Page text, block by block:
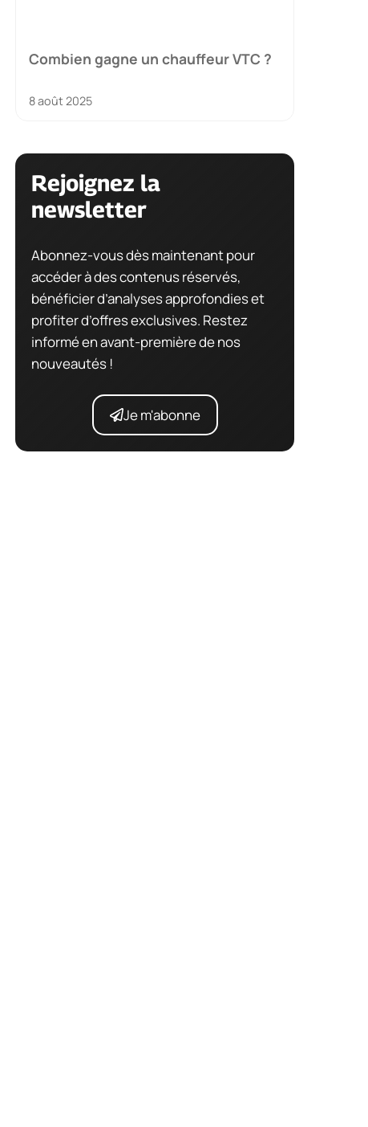
Combien gagne un chauffeur VTC ?
8 août 2025
Rejoignez la
newsletter
Abonnez-vous dès maintenant pour
accéder à des contenus réservés,
bénéficier d’analyses approfondies et
profiter d’offres exclusives. Restez
informé en avant-première de nos
nouveautés !
Je m'abonne